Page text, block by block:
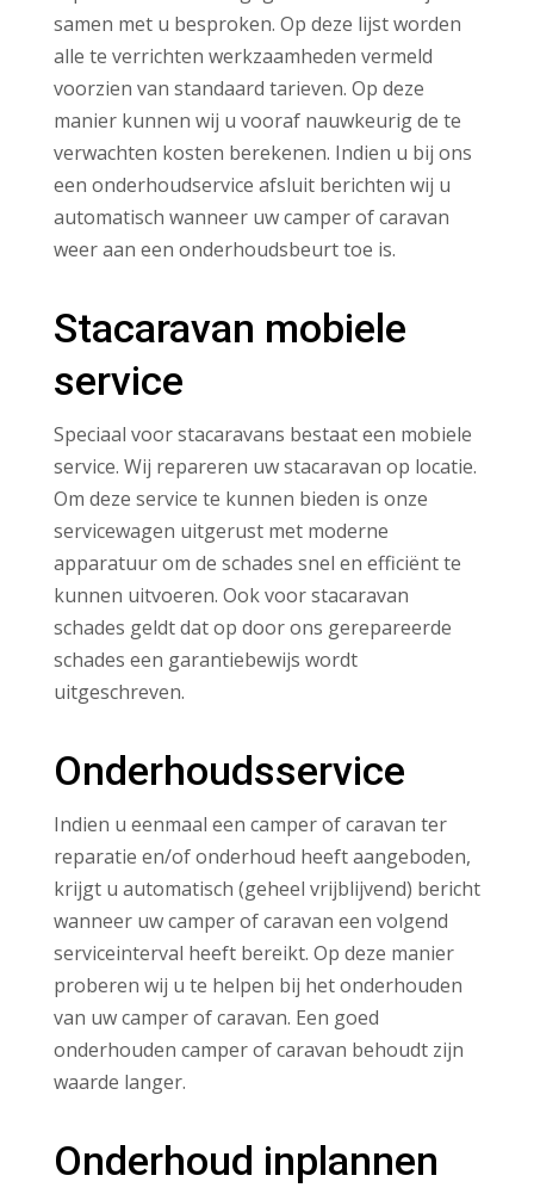
samen met u besproken. Op deze lijst worden
alle te verrichten werkzaamheden vermeld
voorzien van standaard tarieven. Op deze
manier kunnen wij u vooraf nauwkeurig de te
verwachten kosten berekenen. Indien u bij ons
een onderhoudservice afsluit berichten wij u
automatisch wanneer uw camper of caravan
weer aan een onderhoudsbeurt toe is.
Stacaravan mobiele
service
Speciaal voor stacaravans bestaat een mobiele
service. Wij repareren uw stacaravan op locatie.
Om deze service te kunnen bieden is onze
servicewagen uitgerust met moderne
apparatuur om de schades snel en efficiënt te
kunnen uitvoeren. Ook voor stacaravan
schades geldt dat op door ons gerepareerde
schades een garantiebewijs wordt
uitgeschreven.
Onderhoudsservice
Indien u eenmaal een camper of caravan ter
reparatie en/of onderhoud heeft aangeboden,
krijgt u automatisch (geheel vrijblijvend) bericht
wanneer uw camper of caravan een volgend
serviceinterval heeft bereikt. Op deze manier
proberen wij u te helpen bij het onderhouden
van uw camper of caravan. Een goed
onderhouden camper of caravan behoudt zijn
waarde langer.
Onderhoud inplannen